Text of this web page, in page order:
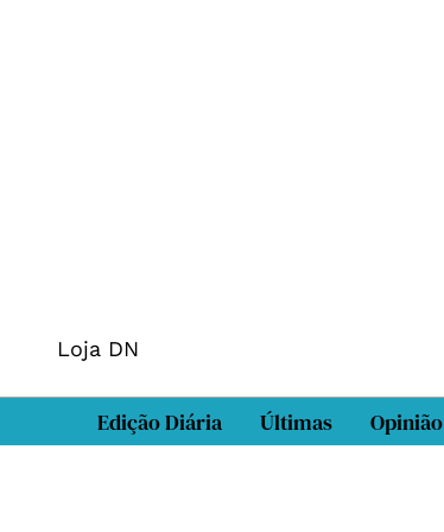
Loja DN
Edição Diária Últimas Opinião